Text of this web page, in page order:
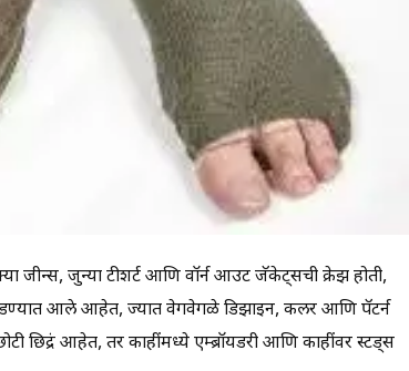
जीन्स, जुन्या टीशर्ट आणि वॉर्न आउट जॅकेट्सची क्रेझ होती,
आले आहेत, ज्यात वेगवेगळे डिझाइन, कलर आणि पॅटर्न
छिद्रं आहेत, तर काहींमध्ये एम्ब्रॉयडरी आणि काहींवर स्टड्स